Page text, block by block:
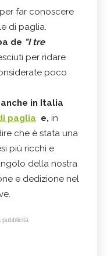
per far conoscere
di paglia.
de "I tre
per ridare
poco
in Italia
paglia e, in
che è stata una
più ricchi e
della nostra
e dedizione nel
pubblicità